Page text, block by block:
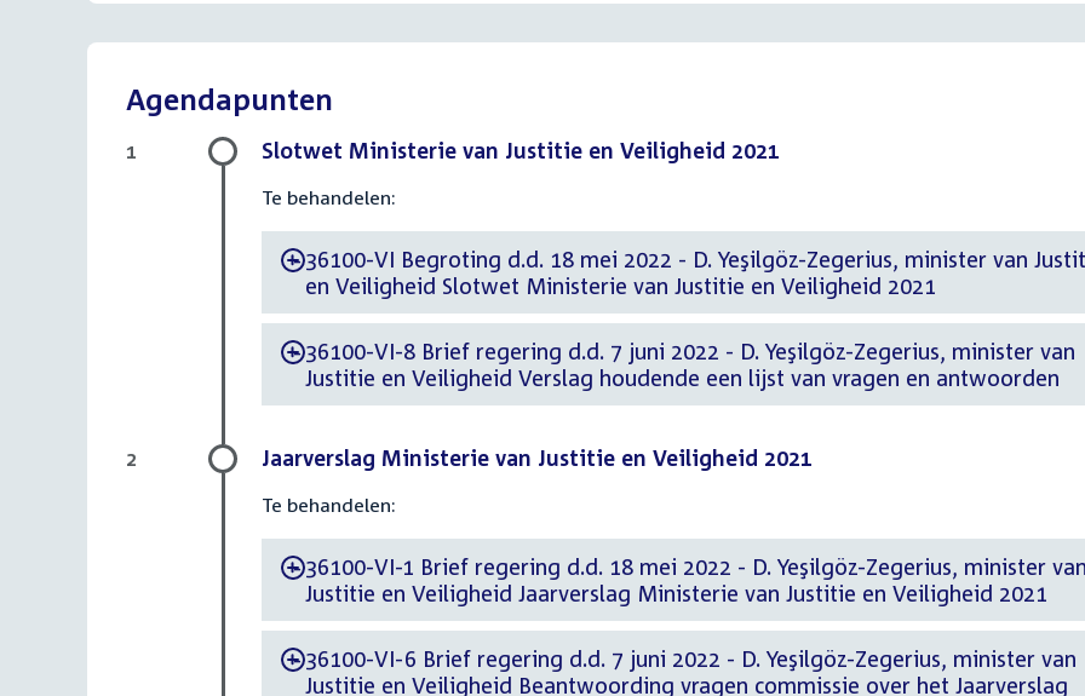
Agendapunten
Slotwet Ministerie van Justitie en Veiligheid 2021
Te behandelen:
-36100-VI Begroting d.d. 18 mei 2022 - D. Yeşilgöz-Zegerius, minister van
en Veiligheid Slotwet Ministerie van Justitie en Veiligheid 2021
-36100-VI-8 Brief regering d.d. 7 juni 2022 - D. Yeşilgöz-Zegerius, minister van
Justitie en Veiligheid Verslag houdende een lijst van vragen en antwoorden
1
Jaarverslag Ministerie van Justitie en Veiligheid 2021
Te behandelen:
-36100-VI-1 Brief regering d.d. 18 mei 2022 - D. Yeşilgöz-Zegerius, minister
Justitie en Veiligheid Jaarverslag Ministerie van Justitie en Veiligheid 2021
-36100-VI-6 Brief regering d.d. 7 juni 2022 - D. Yeşilgöz-Zegerius, minister van
Justitie en Veiligheid Beantwoording vragen commissie over het Jaarverslag
2